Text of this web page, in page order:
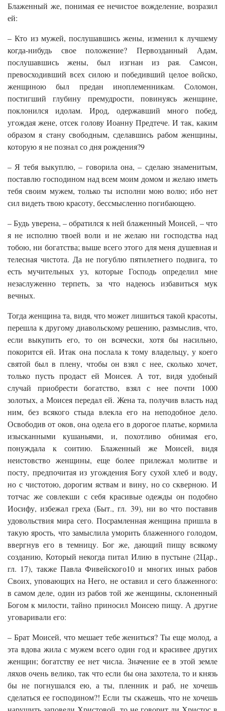
Блаженный же, понимая ее нечистое вожделение, возразил
ей:
– Кто из мужей, послушавшись жены, изменил к лучшему
когда-нибудь свое положение? Первозданный Адам,
послушавшись жены, был изгнан из рая. Самсон,
превосходивший всех силою и победивший целое войско,
женщиною был предан иноплеменникам. Соломон,
постигший глубину премудрости, повинуясь женщине,
поклонился идолам. Ирод, одержавший много побед,
угождая жене, отсек голову Иоанну Предтече. И так, каким
образом я стану свободным, сделавшись рабом женщины,
которую я не познал со дня рождения?9
– Я тебя выкуплю, – говорила она, – сделаю знаменитым,
поставлю господином над всем моим домом и желаю иметь
тебя своим мужем, только ты исполни мою волю; ибо нет
сил видеть твою красоту, бессмысленно погибающею.
– Будь уверена, – обратился к ней блаженный Моисей, – что
я не исполню твоей воли и не желаю ни господства над
тобою, ни богатства; выше всего этого для меня душевная и
телесная чистота. Да не погублю пятилетнего подвига, то
есть мучительных уз, которые Господь определил мне
незаслуженно терпеть, за что надеюсь избавиться мук
вечных.
Тогда женщина та, видя, что может лишиться такой красоты,
перешла к другому диавольскому решению, размыслив, что,
если выкупить его, то он всячески, хотя бы насильно,
покорится ей. Итак она послала к тому владельцу, у коего
святой был в плену, чтобы он взял с нее, сколько хочет,
только пусть продаст ей Моисея. А тот, видя удобный
случай приобрести богатство, взял с нее почти 1000
золотых, а Моисея передал ей. Жена та, получив власть над
ним, без всякого стыда влекла его на неподобное дело.
Освободив от оков, она одела его в дорогое платье, кормила
изысканными кушаньями, и, похотливо обнимая его,
понуждала к соитию. Блаженный же Моисей, видя
неистовство женщины, еще более прилежал молитве и
посту, предпочитая из угождения Богу сухой хлеб и воду,
но с чистотою, дорогим яствам и вину, но со скверною. И
тотчас же совлекши с себя красивые одежды он подобно
Иосифу, избежал греха (Быт., гл. 39), ни во что поставив
удовольствия мира сего. Посрамленная женщина пришла в
такую ярость, что замыслила уморить блаженного голодом,
ввергнув его в темницу. Бог же, дающий пищу всякому
созданию, Который некогда питал Илию в пустыне (2Цар.,
гл. 17), также Павла Фивейского10 и многих иных рабов
Своих, уповающих на Него, не оставил и сего блаженного:
в самом деле, один из рабов той же женщины, склоненный
Богом к милости, тайно приносил Моисею пищу. А другие
уговаривали его:
– Брат Моисей, что мешает тебе жениться? Ты еще молод, а
эта вдова жила с мужем всего один год и красивее других
женщин; богатству ее нет числа. Значение ее в этой земле
ляхов очень велико, так что если бы она захотела, то и князь
бы не погнушался ею, а ты, пленник и раб, не хочешь
сделаться ее господином?! Если ты скажешь, что не хочешь